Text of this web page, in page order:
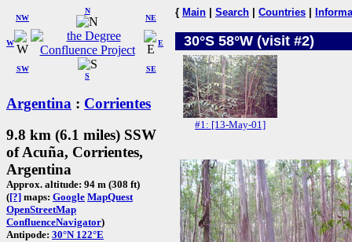
W
NW
N
NE
SW
S
SE
E
Argentina : Corrientes
9.8 km (6.1 miles) SSW
of Acuña, Corrientes,
Argentina
Approx. altitude: 94 m (308 ft)
([?] maps: Google MapQuest
OpenStreetMap
ConfluenceNavigator)
Antipode: 30°N 122°E
{ Main Search Countries
30°S 58°W (visit #2)
#1: [13-May-01]